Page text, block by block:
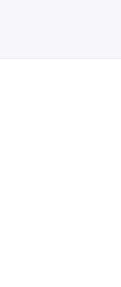
Перевод,
звука,
связь,